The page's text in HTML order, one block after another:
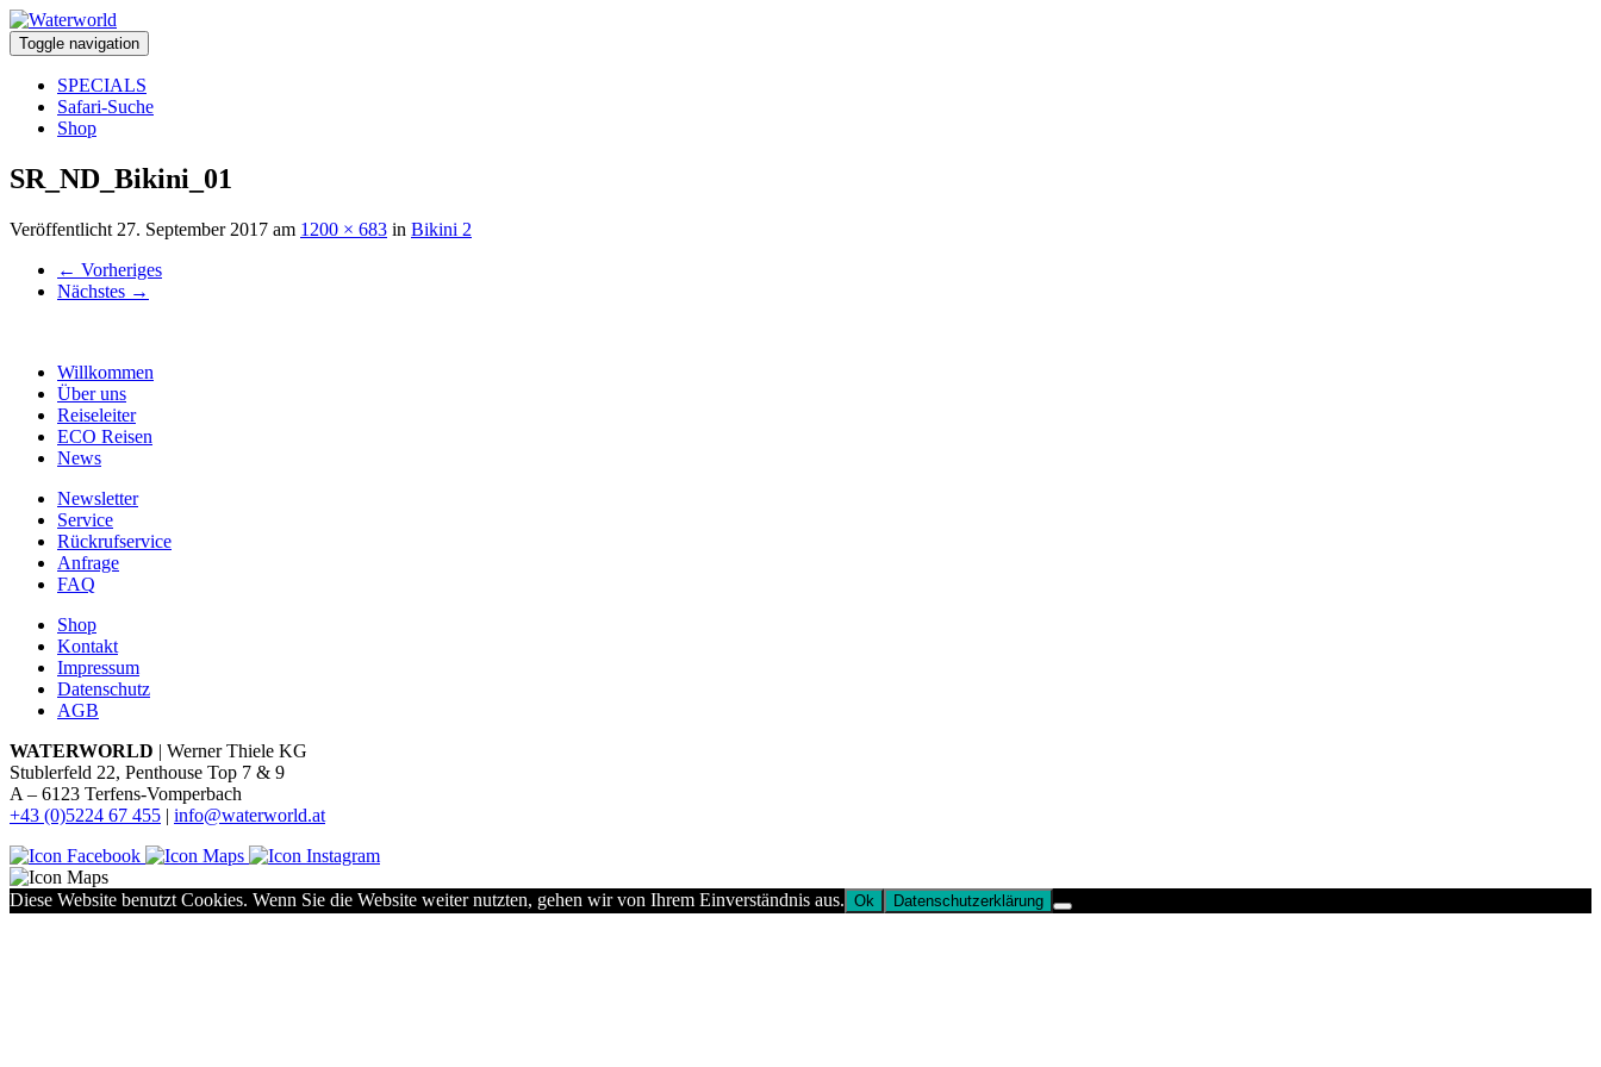
Toggle navigation
SPECIALS
Safari-Suche
Shop
SR_ND_Bikini_01
Veröffentlicht 27. September 2017 am 1200 × 683 in Bikini 2
← Vorheriges
Nächstes →
Willkommen
Über uns
Reiseleiter
ECO Reisen
News
Newsletter
Service
Rückrufservice
Anfrage
FAQ
Shop
Kontakt
Impressum
Datenschutz
AGB
WATERWORLD | Werner Thiele KG
Stublerfeld 22, Penthouse Top 7 & 9
A – 6123 Terfens-Vomperbach
+43 (0)5224 67 455 | info@waterworld.at
Diese Website benutzt Cookies. Wenn Sie die Website weiter nutzten, gehen wir von Ihrem Einverständnis aus. Ok Datenschutzerklärung